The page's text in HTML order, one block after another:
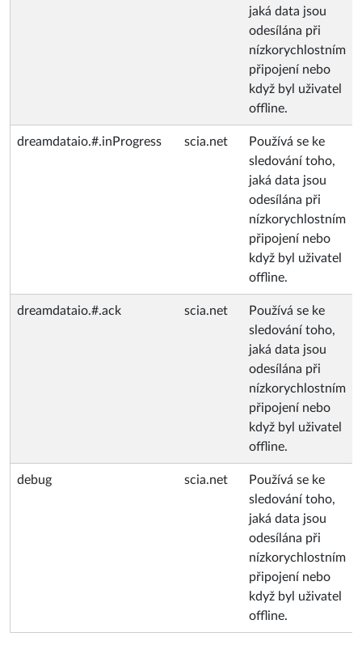
jaká data jsou
odesílána při
nízkorychlostním
připojení nebo
když byl uživatel
offline.
dreamdataio.#.inProgress scia.net
Používá se ke
sledování toho,
jaká data jsou
odesílána při
nízkorychlostním
připojení nebo
když byl uživatel
offline.
dreamdataio.#.ack scia.net
Používá se ke
sledování toho,
jaká data jsou
odesílána při
nízkorychlostním
připojení nebo
když byl uživatel
offline.
debug scia.net
Používá se ke
sledování toho,
jaká data jsou
odesílána při
nízkorychlostním
připojení nebo
když byl uživatel
offline.